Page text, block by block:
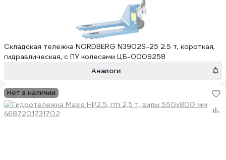
Складская тележка NORDBERG N3902S-25 2.5 т, короткая,
гидравлическая, с ПУ колесами ЦБ-0009258
Аналоги
Нет в наличии